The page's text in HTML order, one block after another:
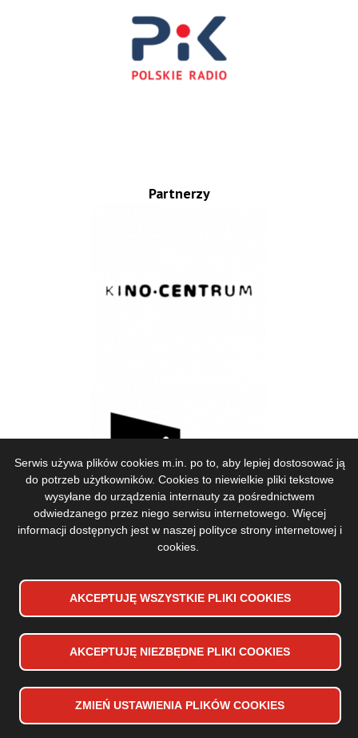
Serwis używa plików cookies m.in. po to, aby lepiej dostosować ją
do potrzeb użytkowników. Cookies to niewielkie pliki tekstowe
wysyłane do urządzenia internauty za pośrednictwem
odwiedzanego przez niego serwisu internetowego. Więcej
informacji dostępnych jest w naszej polityce strony internetowej i
cookies
AKCEPTUJĘ WSZYSTKIE PLIKI COOKIES
AKCEPTUJĘ NIEZBĘDNE PLIKI COOKIES
WYCOFAJ ZGODĘ NA PLIKI COOKIES
ZMIEŃ USTAWIENIA PLIKÓW COOKIES
Partnerzy